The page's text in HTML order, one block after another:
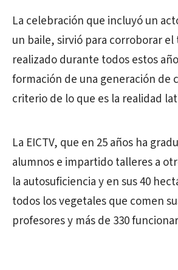
La celebración que incluyó un
un baile, sirvió para corroborar el
realizado durante todos estos
formación de una generación de
criterio de lo que es la realidad
La EICTV, que en 25 años ha
alumnos e impartido talleres a
la autosuficiencia y en sus 40
todos los vegetales que comen
profesores y más de 330